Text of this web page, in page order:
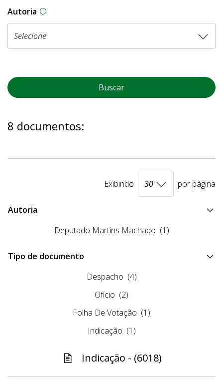
Autoria As proposições legislativas na CLDF podem
Buscar
8 documentos:
Exibindo por página
Autoria
Deputado Martins Machado (1)
Tipo de documento
Despacho (4)
Ofício (2)
Folha De Votação (1)
Indicação (1)
Indicação - (6018)